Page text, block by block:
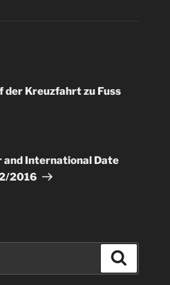
der Kreuzfahrt zu Fuss
and International Date
2016